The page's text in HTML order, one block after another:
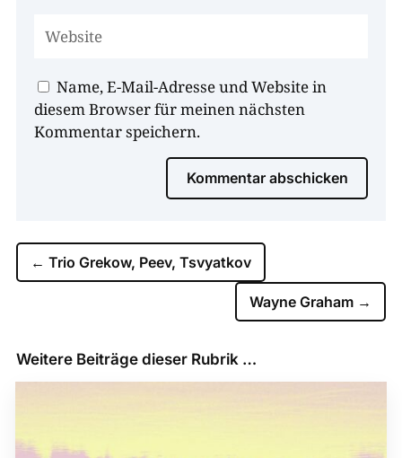
Name, E-Mail-Adresse und Website in
diesem Browser für meinen nächsten
Kommentar speichern.
Kommentar abschicken
← Trio Grekow, Peev, Tsvyatkov
Wayne Graham →
Weitere Beiträge dieser Rubrik …